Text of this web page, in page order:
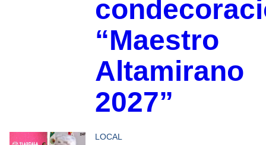
“Maestro
Altamirano
2027”
LOCAL